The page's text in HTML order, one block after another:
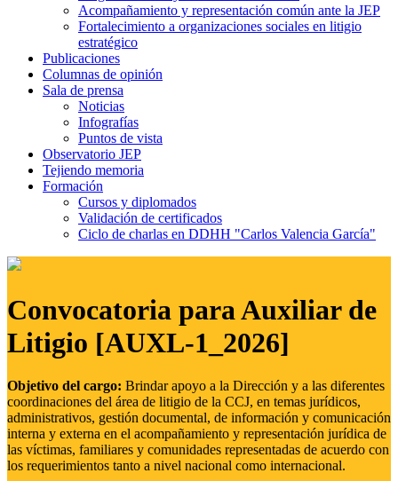
Acompañamiento y representación común ante la JEP
Fortalecimiento a organizaciones sociales en litigio
estratégico
Publicaciones
Columnas de opinión
Sala de prensa
Noticias
Infografías
Puntos de vista
Observatorio JEP
Tejiendo memoria
Formación
Cursos y diplomados
Validación de certificados
Ciclo de charlas en DDHH "Carlos Valencia García"
Convocatoria para Auxiliar de
Litigio [AUXL-1_2026]
Objetivo del cargo: Brindar apoyo a la Dirección y a las diferentes
coordinaciones del área de litigio de la CCJ, en temas jurídicos,
administrativos, gestión documental, de información y comunicación
interna y externa en el acompañamiento y representación jurídica de
las víctimas, familiares y comunidades representadas de acuerdo con
los requerimientos tanto a nivel nacional como internacional.